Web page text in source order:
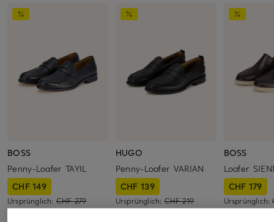
BOSS
Penny-Loafer TAYIL
CHF 149
Ursprünglich:CHF 279
HUGO
Penny-Loafer VARIAN
CHF 139
Ursprünglich:CHF 219
BOSS
Loafer
CHF 179
Ursprünglich: